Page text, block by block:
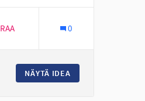
KUNNOSAPITO
0
NÄYTÄ IDEA